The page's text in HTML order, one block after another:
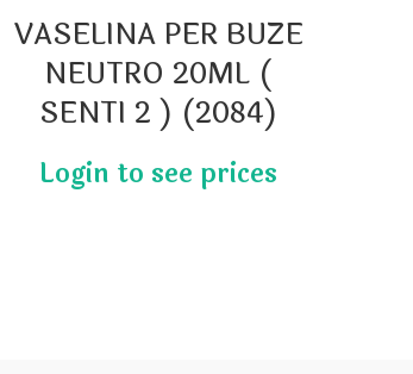
VASELINA PER BUZE
NEUTRO 20ML (
SENTI 2 ) (2084)